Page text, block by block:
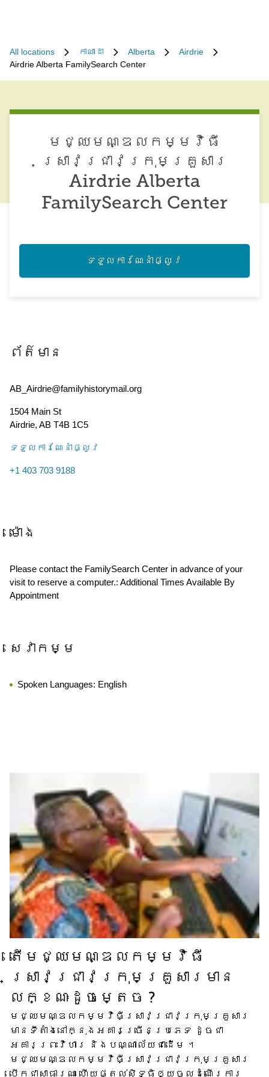
All locations កាណាដា Alberta
Airdrie
Airdrie Alberta FamilySearch Center
មជ្ឈមណ្ឌល​កម្មវិធី​
ស្រាវជ្រាវ​ក្រុមគ្រួសារ
Airdrie Alberta
FamilySearch Center
ទទួល​ការណែនាំ​ផ្លូវ
ព័ត៌មាន
AB_Airdrie@familyhistorymail.org
1504 Main St
Airdrie, AB T4B 1C5
ទទួល​ការណែនាំ​ផ្លូវ
+1 403 703 9188
ម៉ោង
Please contact the FamilySearch Center in advance of your
visit to reserve a computer.: Additional Times Available By
Appointment
សេវាកម្ម
Spoken Languages: English
តើ​មជ្ឈមណ្ឌល​កម្មវិធី​
ស្រាវជ្រាវ​ក្រុមគ្រួសារ​មាន​
លក្ខណៈ​ដូចម្តេច ?
មជ្ឈមណ្ឌល​កម្មវិធី​ស្រាវជ្រាវ​ក្រុមគ្រួសារ​
មាន​ទីតាំង​នៅក្នុង​អគារ​ច្រើន​ប្រភេទ ដូចជា​
អគារ​ព្រះវិហារ និង​បណ្ណាល័យ​ជាដើម ។
មជ្ឈមណ្ឌល​កម្មវិធី​ស្រាវជ្រាវ​ក្រុមគ្រួសារ​
បើក​ជា​សាធារណៈ ហើយ​ផ្តល់​សិទ្ធិ​ឲ្យ​ចូល​ដំណើរការ​